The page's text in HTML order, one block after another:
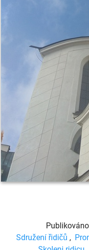
Sdružení řidičů ,